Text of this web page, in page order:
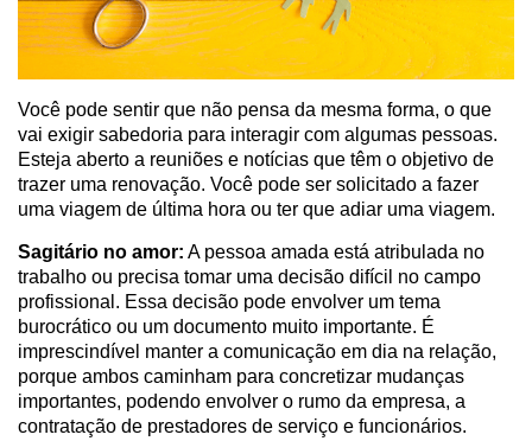
Você pode sentir que não pensa da mesma forma, o que
vai exigir sabedoria para interagir com algumas pessoas.
Esteja aberto a reuniões e notícias que têm o objetivo de
trazer uma renovação. Você pode ser solicitado a fazer
uma viagem de última hora ou ter que adiar uma viagem.
Sagitário no amor: A pessoa amada está atribulada no
trabalho ou precisa tomar uma decisão difícil no campo
profissional. Essa decisão pode envolver um tema
burocrático ou um documento muito importante. É
imprescindível manter a comunicação em dia na relação,
porque ambos caminham para concretizar mudanças
importantes, podendo envolver o rumo da empresa, a
contratação de prestadores de serviço e funcionários.